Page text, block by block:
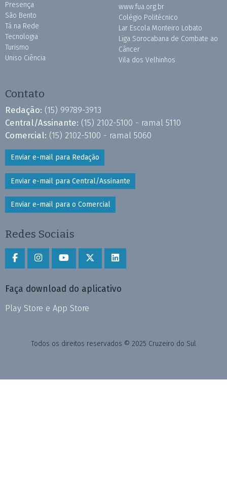
Presença
São Bento
Tá na Rede
Tecnologia
Turismo
Uniso Ciência
www.fua.org.br
Colégio Politécnico
Lar Escola Monteiro Lobato
Liga Sorocabana de Combate ao
Câncer
Vila dos Velhinhos
Contato
Redação: (15) 99789-3913
Central/Assinante: (15) 2102-5100 - ramal 5110
Comercial: (15) 2102-5100 - ramal 5060
Enviar e-mail para Redação
Enviar e-mail para Central/Assinante
Enviar e-mail para o Comercial
Redes Sociais
Faça download do aplicativo
Play Store e App Store
Todos os direitos reservados © 2025 Cruzeiro do Sul